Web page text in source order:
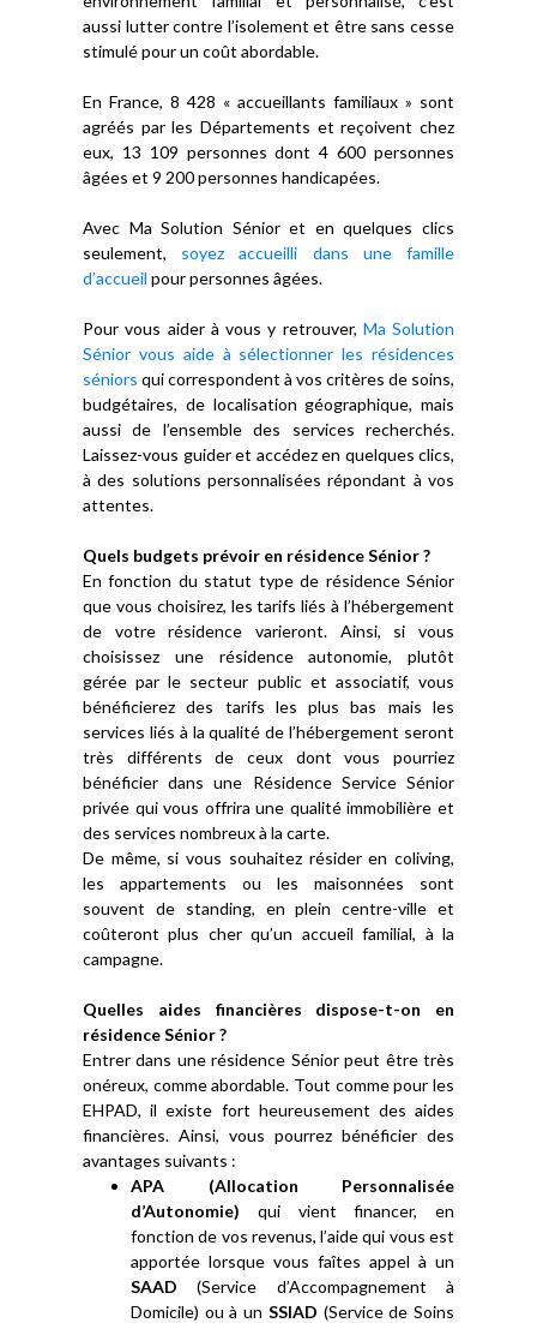
aussi lutter contre l’isolement et être sans cesse
stimulé pour un coût abordable.
En France, 8 428 « accueillants familiaux » sont
agréés par les Départements et reçoivent chez
eux, 13 109 personnes dont 4 600 personnes
âgées et 9 200 personnes handicapées.
Avec Ma Solution Sénior et en quelques clics
seulement, soyez accueilli dans une famille
d’accueil pour personnes âgées.
Pour vous aider à vous y retrouver, Ma Solution
Sénior vous aide à sélectionner les résidences
séniors qui correspondent à vos critères de soins,
budgétaires, de localisation géographique, mais
aussi de l’ensemble des services recherchés.
Laissez-vous guider et accédez en quelques clics,
à des solutions personnalisées répondant à vos
attentes.
Quels budgets prévoir en résidence Sénior ?
En fonction du statut type de résidence Sénior
que vous choisirez, les tarifs liés à l’hébergement
de votre résidence varieront. Ainsi, si vous
choisissez une résidence autonomie, plutôt
gérée par le secteur public et associatif, vous
bénéficierez des tarifs les plus bas mais les
services liés à la qualité de l’hébergement seront
très différents de ceux dont vous pourriez
bénéficier dans une Résidence Service Sénior
privée qui vous offrira une qualité immobilière et
des services nombreux à la carte.
De même, si vous souhaitez résider en coliving,
les appartements ou les maisonnées sont
souvent de standing, en plein centre-ville et
coûteront plus cher qu’un accueil familial, à la
campagne.
Quelles aides financières dispose-t-on en
résidence Sénior ?
Entrer dans une résidence Sénior peut être très
onéreux, comme abordable. Tout comme pour les
EHPAD, il existe fort heureusement des aides
financières. Ainsi, vous pourrez bénéficier des
avantages suivants :
APA (Allocation Personnalisée
d’Autonomie) qui vient financer, en
fonction de vos revenus, l’aide qui vous est
apportée lorsque vous faîtes appel à un
SAAD (Service d’Accompagnement à
Domicile) ou à un SSIAD (Service de Soins